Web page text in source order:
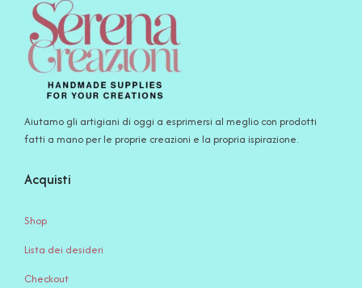
Aiutamo gli artigiani di oggi a esprimersi al meglio con prodotti
fatti a mano per le proprie creazioni e la propria ispirazione.
Acquisti
Shop
Lista dei desideri
Checkout